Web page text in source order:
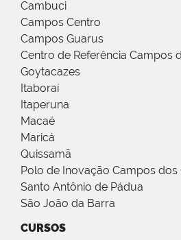
Cambuci
Campos Centro
Campos Guarus
Centro de Referência Campos
Goytacazes
Itaboraí
Itaperuna
Macaé
Maricá
Quissamã
Polo de Inovação Campos dos
Santo Antônio de Pádua
São João da Barra
CURSOS